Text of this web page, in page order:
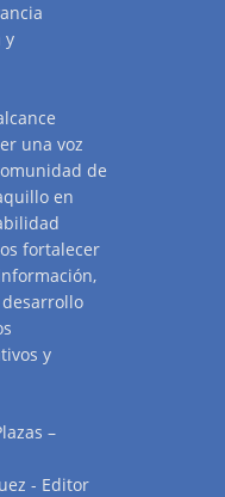
y
una voz
de
en
fortalecer
y
–
- Editor